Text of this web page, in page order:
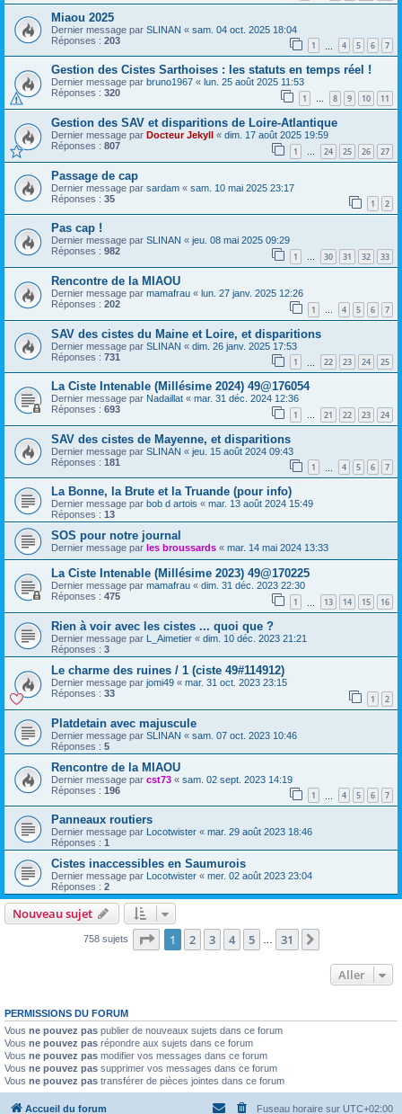
Miaou 2025
Dernier message par SLINAN « sam. 04 oct. 2025 18:04
Réponses : 203 1 4 5 6 7
Gestion des Cistes Sarthoises : les statuts en temps réel !
Dernier message par bruno1967 « lun. 25 août 2025 11:53
Réponses : 320 1 … 8 9 10 11
Gestion des SAV et disparitions de Loire-Atlantique
Dernier message par Docteur Jekyll « dim. 17 août 2025 19:59
Réponses : 807 1 … 24 25 26 27
Passage de cap
Dernier message par sardam « sam. 10 mai 2025 23:17
Réponses : 35 1 2
Pas cap !
Dernier message par SLINAN « jeu. 08 mai 2025 09:29
Réponses : 982 1 … 30 31 32 33
Rencontre de la MIAOU
Dernier message par mamafrau « lun. 27 janv. 2025 12:26
Réponses : 202 1 … 4 5 6 7
SAV des cistes du Maine et Loire, et disparitions
Dernier message par SLINAN « dim. 26 janv. 2025 17:53
Réponses : 731 1 22 23 24 25
La Ciste Intenable (Millésime 2024) 49@176054
Dernier message par Nadaillat « mar. 31 déc. 2024 12:36
Réponses : 693 1 … 21 22 23 24
SAV des cistes de Mayenne, et disparitions
Dernier message par SLINAN « jeu. 15 août 2024 09:43
Réponses : 181 1 4 5 6 7
La Bonne, la Brute et la Truande (pour info)
Dernier message par bob d artois « mar. 13 août 2024 15:49
Réponses : 13
SOS pour notre journal
Dernier message par les broussards « mar. 14 mai 2024 13:33
La Ciste Intenable (Millésime 2023) 49@170225
Dernier message par mamafrau « dim. 31 déc. 2023 22:30
Réponses : 475 1 13 14 15 16
Rien à voir avec les cistes ... quoi que ?
Dernier message par L_Aimetier « dim. 10 déc. 2023 21:21
Réponses : 3
Le charme des ruines / 1 (ciste 49#114912)
Dernier message par jomi49 « mar. 31 oct. 2023 23:15
Réponses : 33 1 2
Platdetain avec majuscule
Dernier message par SLINAN « sam. 07 oct. 2023 10:46
Réponses : 5
Rencontre de la MIAOU
Dernier message par cst73 « sam. 02 sept. 2023 14:19
Réponses : 196 1 4 5 6 7
Panneaux routiers
Dernier message par Locotwister « mar. 29 août 2023 18:46
Réponses : 1
Cistes inaccessibles en Saumurois
Dernier message par Locotwister « mer. 02 août 2023 23:04
Réponses : 2
Nouveau sujet
758 sujets Page 1sur31
1 2 3 4 5 31
Aller
PERMISSIONS DU FORUM
Vous ne pouvez pas publier de nouveaux sujets dans ce forum
Vous ne pouvez pas répondre aux sujets dans ce forum
Vous ne pouvez pas modifier vos messages dans ce forum
Vous ne pouvez pas supprimer vos messages dans ce forum
Vous ne pouvez pas transférer de pièces jointes dans ce forum
Accueil du forum Fuseau horaire sur UTC+02:00